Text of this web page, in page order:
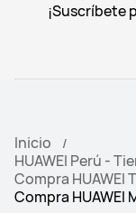
¡Suscríbete
Inicio
HUAWEI Perú -
Compra HUAWEI
Compra HUAWEI